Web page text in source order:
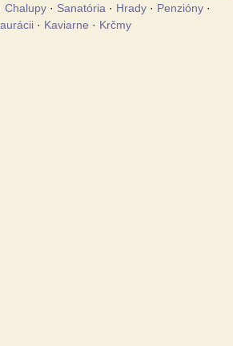
Chalupy· Sanatória · Hrady· Penzióny·
· Kaviarne · Krčmy